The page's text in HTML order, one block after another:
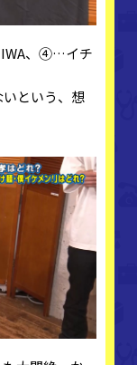
、④…イチ
という、想